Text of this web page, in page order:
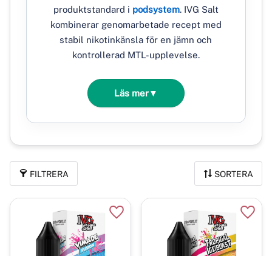
produktstandard i podsystem. IVG Salt
kombinerar genomarbetade recept med
stabil nikotinkänsla för en jämn och
kontrollerad MTL-upplevelse.
Läs mer▼
FILTRERA SORTERA
Lägg till i favoriter